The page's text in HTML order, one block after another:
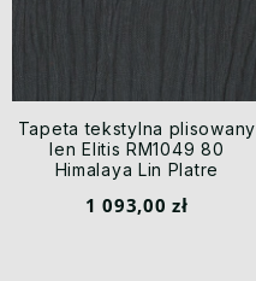
Tapeta tekstylna plisowany
len Elitis RM1049 80
Himalaya Lin Platre
1 093,00 zł